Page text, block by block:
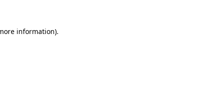
information).